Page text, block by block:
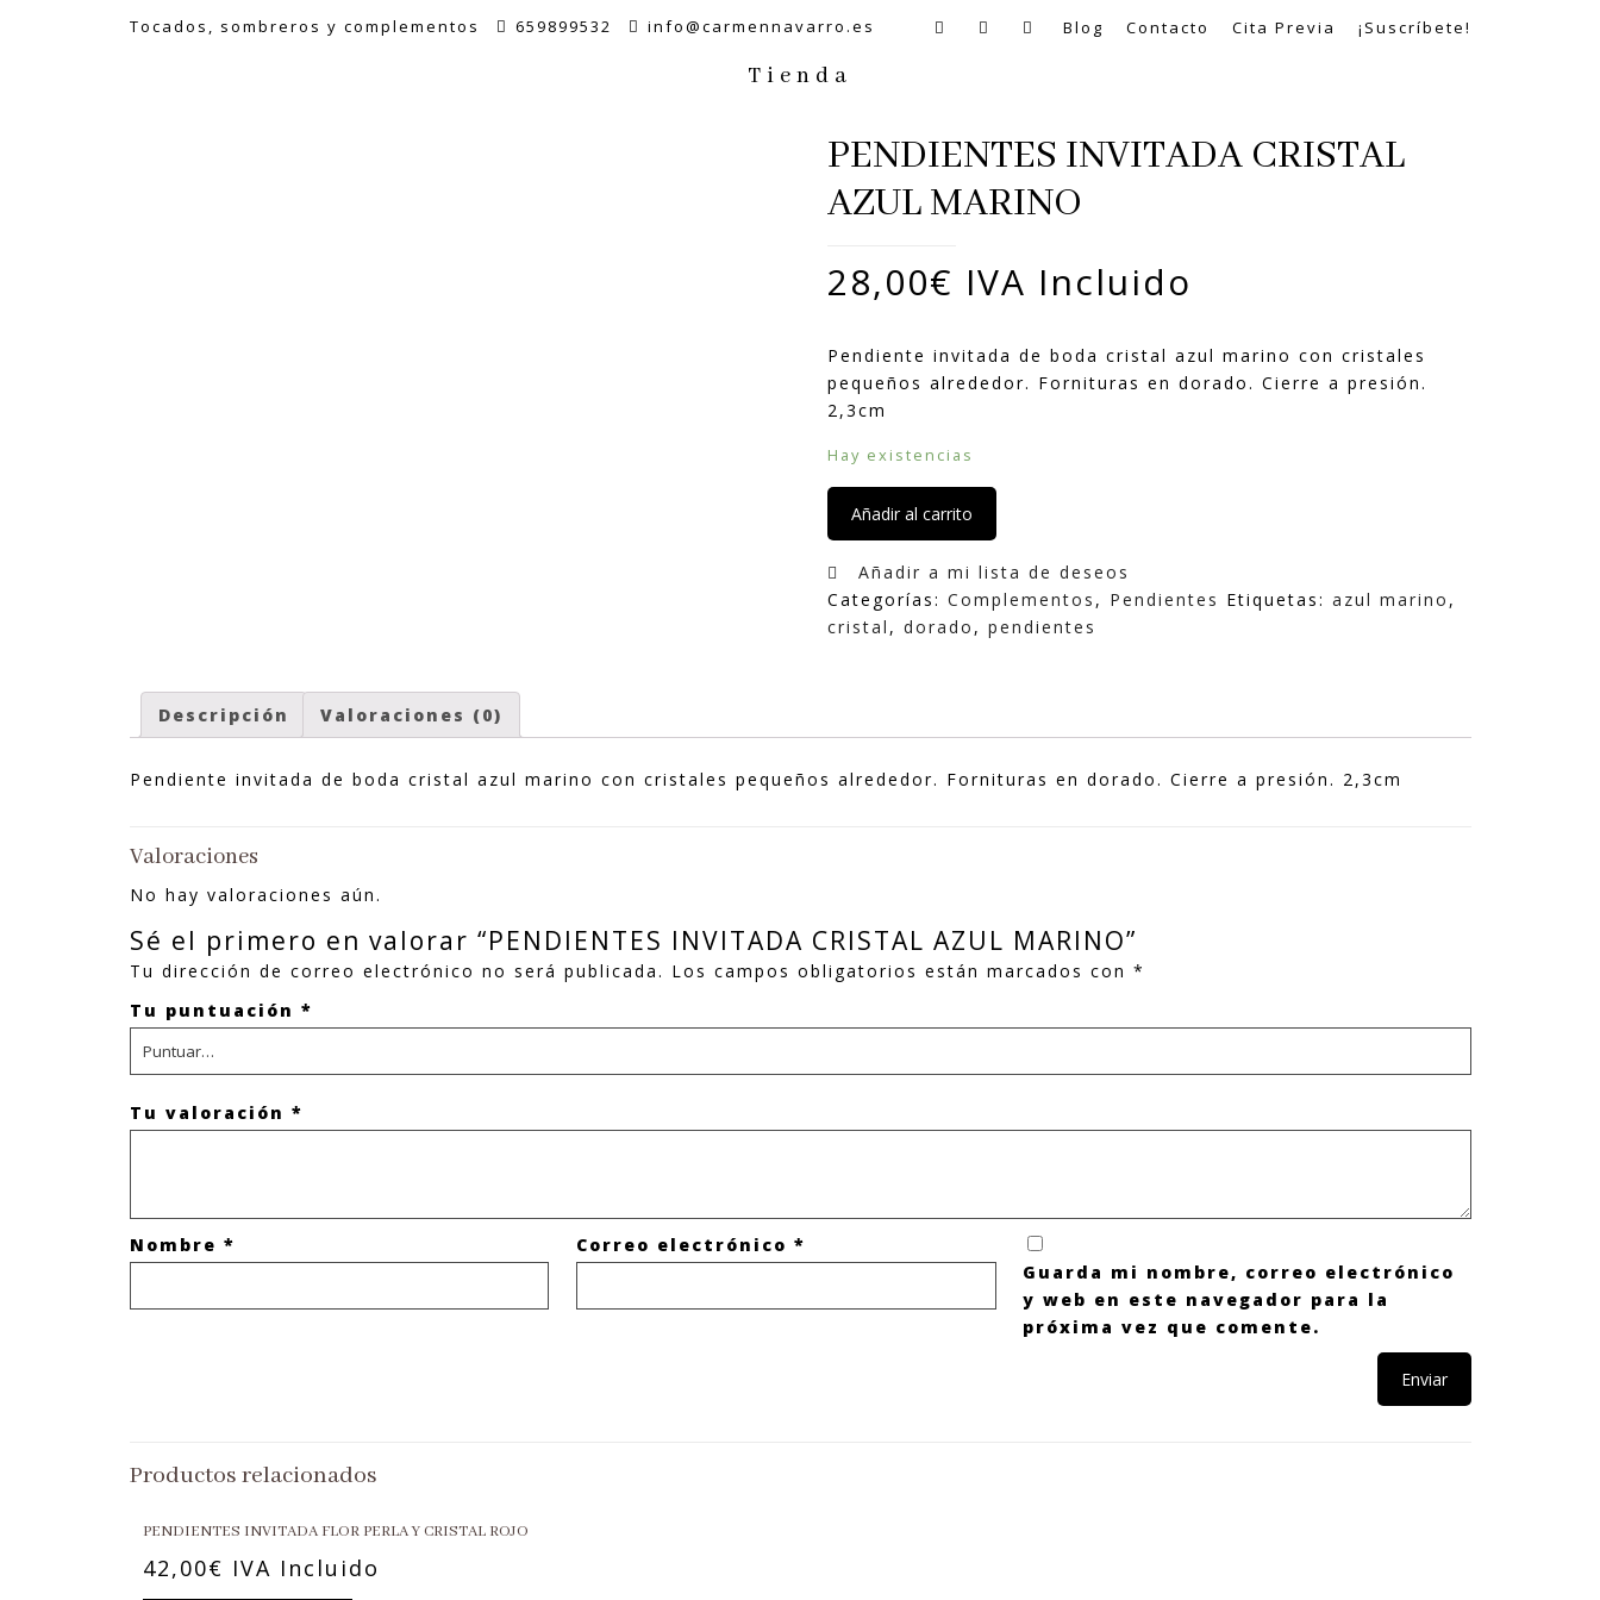
Tocados, sombreros y complementos 659899532 info@carmennavarro.es Blog Contacto Cita Previa ¡Suscríbete!
Tienda
PENDIENTES INVITADA CRISTAL
AZUL MARINO
28,00€ IVA Incluido
Pendiente invitada de boda cristal azul marino con cristales
pequeños alrededor. Fornituras en dorado. Cierre a presión.
2,3cm
Hay existencias
Añadir al carrito
Añadir a mi lista de deseos
Categorías: Complementos , Pendientes Etiquetas: azul marino ,
cristal , dorado , pendientes
Descripción Valoraciones (0)
Pendiente invitada de boda cristal azul marino con cristales pequeños alrededor. Fornituras en dorado. Cierre a presión. 2,3cm
Valoraciones
No hay valoraciones aún.
Sé el primero en valorar “PENDIENTES INVITADA CRISTAL AZUL MARINO”
Tu dirección de correo electrónico no será publicada. Los campos obligatorios están marcados con *
Tu puntuación *
Tu valoración *
Nombre * Correo electrónico *
Guarda mi nombre, correo electrónico
y web en este navegador para la
próxima vez que comente.
Productos relacionados
PENDIENTES INVITADA FLOR PERLA Y CRISTAL ROJO
42,00€ IVA Incluido